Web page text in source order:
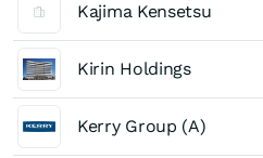
Kajima Kensetsu
Kirin Holdings
Kerry Group (A)